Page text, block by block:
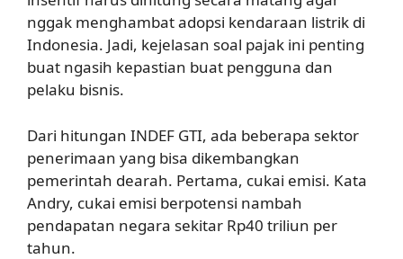
nggak menghambat adopsi kendaraan listrik di
Indonesia. Jadi, kejelasan soal pajak ini penting
buat ngasih kepastian buat pengguna dan
pelaku bisnis.
Dari hitungan INDEF GTI, ada beberapa sektor
penerimaan yang bisa dikembangkan
pemerintah dearah. Pertama, cukai emisi. Kata
Andry, cukai emisi berpotensi nambah
pendapatan negara sekitar Rp40 triliun per
tahun.